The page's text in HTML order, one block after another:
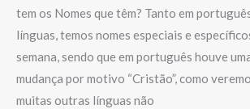
tem os Nomes que têm? Tanto em
línguas, temos nomes especiais e
semana, sendo que em português houve
mudança por motivo “Cristão”, como
muitas outras línguas não